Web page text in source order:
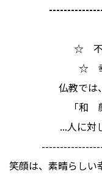
☆ 不
☆ 幸
仏教では
「和
...人に対
笑顔は、素晴らしい